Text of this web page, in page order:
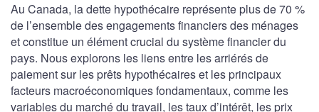
Au Canada, la dette hypothécaire représente plus de 70 %
de l’ensemble des engagements financiers des ménages
et constitue un élément crucial du système financier du
pays. Nous explorons les liens entre les arriérés de
paiement sur les prêts hypothécaires et les principaux
facteurs macroéconomiques fondamentaux, comme les
variables du marché du travail, les taux d’intérêt, les prix